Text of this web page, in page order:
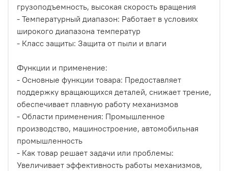
грузоподъемность, высокая скорость вращения
- Температурный диапазон: Работает в условиях
широкого диапазона температур
- Класс защиты: Защита от пыли и влаги
Функции и применение:
- Основные функции товара: Предоставляет
поддержку вращающихся деталей, снижает трение,
обеспечивает плавную работу механизмов
- Области применения: Промышленное
производство, машиностроение, автомобильная
промышленность
- Как товар решает задачи или проблемы:
Увеличивает эффективность работы механизмов,